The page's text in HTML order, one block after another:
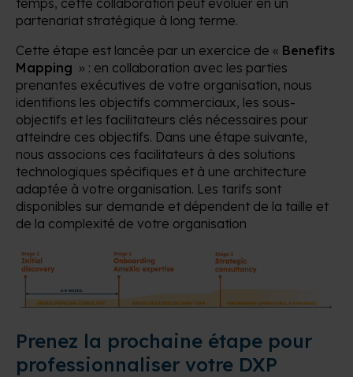
partenariat stratégique à long terme.
Cette étape est lancée par un exercice de « Benefits
Mapping » : en collaboration avec les parties
prenantes exécutives de votre organisation, nous
identifions les objectifs commerciaux, les sous-
objectifs et les facilitateurs clés nécessaires pour
atteindre ces objectifs. Dans une étape suivante,
nous associons ces facilitateurs à des solutions
technologiques spécifiques et à une architecture
adaptée à votre organisation. Les tarifs sont
disponibles sur demande et dépendent de la taille et
de la complexité de votre organisation
Prenez la prochaine étape pour
professionnaliser votre DXP